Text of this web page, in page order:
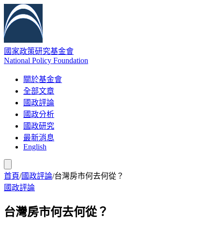
國家政策研究基金會
National Policy Foundation
關於基金會
全部文章
國政評論
國政分析
國政研究
最新消息
English
首頁/國政評論/台灣房市何去何從？
國政評論
台灣房市何去何從？